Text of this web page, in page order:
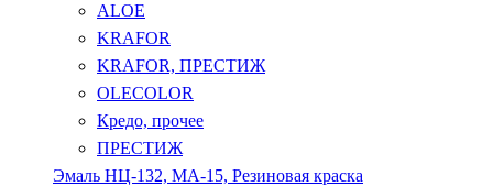
ALOE
KRAFOR
KRAFOR, ПРЕСТИЖ
OLECOLOR
Кредо, прочее
ПРЕСТИЖ
Эмаль НЦ-132, МА-15, Резиновая краска